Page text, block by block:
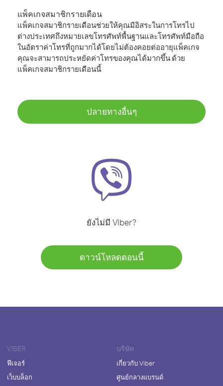
แพ็คเกจสมาชิกรายเดือน
แพ็คเกจสมาชิกรายเดือนช่วยให้คุณมีอิสระในการโทรไป
ต่างประเทศถึงหมายเลขโทรศัพท์พื้นฐานและโทรศัพท์มือถือ
ในอัตราค่าโทรที่ถูกมากได้โดยไม่ต้องคอยต่ออายุแพ็คเกจ
คุณจะสามารถประหยัดค่าโทรของคุณได้มากขึ้น ด้วย
แพ็คเกจสมาชิกรายเดือนนี้
ปลายทางอื่นๆ
ยังไม่มี Viber?
ดาวน์โหลดตอนนี้
VIBER
ฟีเจอร์
เว็บบล็อก
บริษัท
เกี่ยวกับ Viber
ศูนย์กลางแบรนด์